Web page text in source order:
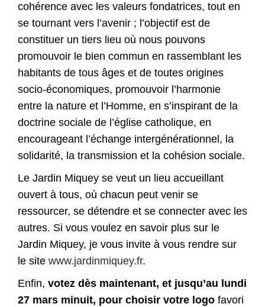
cohérence avec les valeurs fondatrices, tout en
se tournant vers l’avenir ; l’objectif est de
constituer un tiers lieu où nous pouvons
promouvoir le bien commun en rassemblant les
habitants de tous âges et de toutes origines
socio-économiques, promouvoir l’harmonie
entre la nature et l’Homme, en s’inspirant de la
doctrine sociale de l’église catholique, en
encourageant l’échange intergénérationnel, la
solidarité, la transmission et la cohésion sociale.
Le Jardin Miquey se veut un lieu accueillant
ouvert à tous, où chacun peut venir se
ressourcer, se détendre et se connecter avec les
autres. Si vous voulez en savoir plus sur le
Jardin Miquey, je vous invite à vous rendre sur
le site www.jardinmiquey.fr.
Enfin, votez dès maintenant, et jusqu’au lundi
27 mars minuit, pour choisir votre logo favori